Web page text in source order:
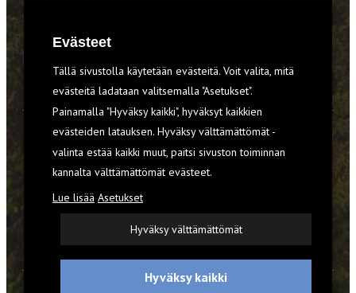
VARUSTEET
TILAA RETKI-LEHTI
YHTEYSTIEDOT
REKISTERISELOSTE
EVÄSTEET
Evästeet
Tällä sivustolla käytetään evästeitä. Voit valita, mitä
evästeitä ladataan valitsemalla "Asetukset".
Painamalla "Hyväksy kaikki", hyväksyt kaikkien
evästeiden latauksen. Hyväksy välttämättömät -
valinta estää kaikki muut, paitsi sivuston toiminnan
kannalta välttämättömät evästeet.
Lue lisää Asetukset
Hyväksy välttämättömät
Hyväksy kaikki